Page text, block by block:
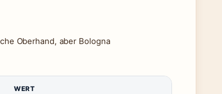
Oberhand, aber Bologna
WERT